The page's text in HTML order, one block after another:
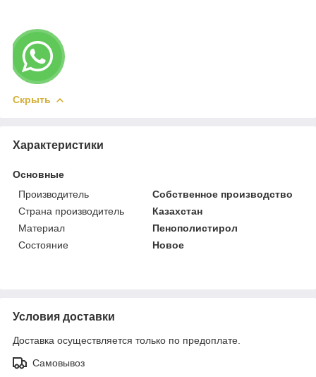
Скрыть
Характеристики
Основные
Производитель
Собственное производство
Страна производитель
Казахстан
Материал
Пенополистирол
Состояние
Новое
Условия доставки
Доставка осуществляется только по предоплате.
Самовывоз